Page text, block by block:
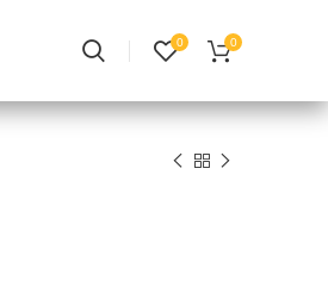
0 0